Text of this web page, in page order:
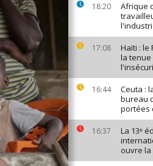
18:20
Afrique
17:08
Haïti : le
la tenue
16:44
Ceuta :
bureau
portées
16:37
La 13ᵉ
ouvre